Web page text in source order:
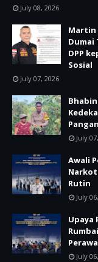
July 08, 2026
Martin
Dumai
DPP
Sosial
July 07, 2026
July
Awali
Rutin
July
Upaya
July